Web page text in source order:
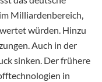
Milliardenbereich,
würden. Hinzu
Auch in der
sinken. Der frühere
in